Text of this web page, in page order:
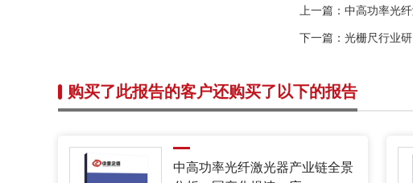
上一篇： 中高功率光
下一篇： 光栅尺行业
购买了此报告的客户还购买了以下的报告
中高功率光纤激光器产业链全景